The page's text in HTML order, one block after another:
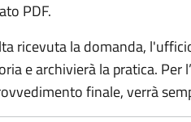
PDF.
ricevuta la domanda,
e archivierà la pratica. Per
finale, verrà